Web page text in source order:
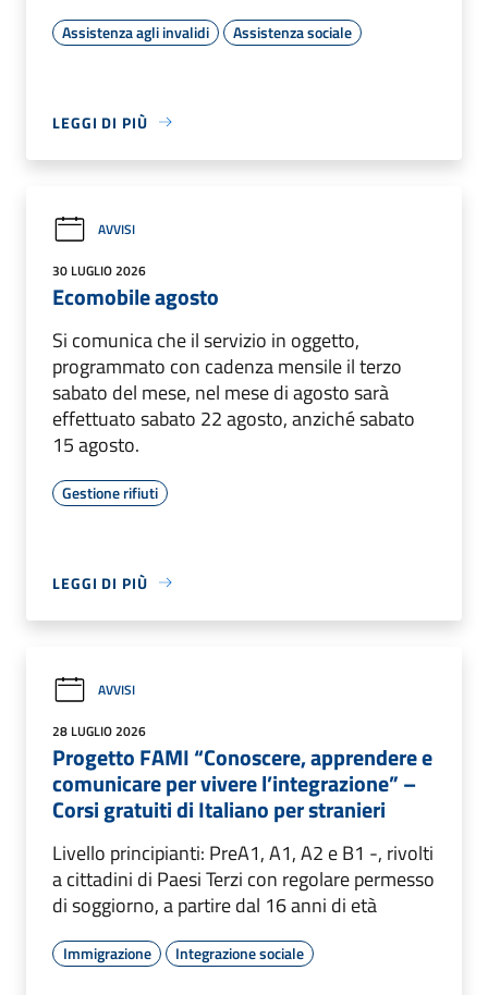
Assistenza agli invalidi Assistenza sociale
LEGGI DI PIÙ
AVVISI
30 LUGLIO 2026
Ecomobile agosto
Si comunica che il servizio in oggetto,
programmato con cadenza mensile il terzo
sabato del mese, nel mese di agosto sarà
effettuato sabato 22 agosto, anziché sabato
15 agosto.
Gestione rifiuti
LEGGI DI PIÙ
AVVISI
28 LUGLIO 2026
Progetto FAMI “Conoscere, apprendere e
comunicare per vivere l’integrazione” –
Corsi gratuiti di Italiano per stranieri
Livello principianti: PreA1, A1, A2 e B1 -, rivolti
a cittadini di Paesi Terzi con regolare permesso
di soggiorno, a partire dal 16 anni di età
Immigrazione Integrazione sociale